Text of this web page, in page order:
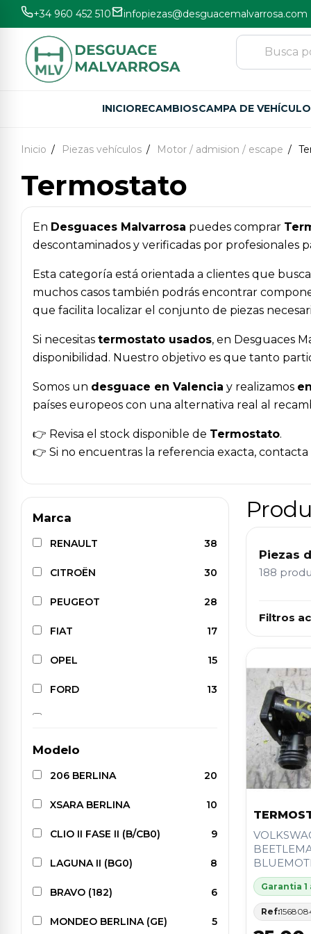
+34 960 452 510 infopiezas@desguacemalvarrosa.com
INICIORECAMBIOSCAMPA DE
Inicio Piezas vehículos Motor / admision / escape
Termostato
En Desguaces Malvarrosa puedes comprar
descontaminados y verificadas por profesionales
Esta categoría está orientada a clientes que
muchos casos también podrás encontrar
que facilita localizar el conjunto de piezas
Si necesitas termostato usados, en Desguaces
disponibilidad. Nuestro objetivo es que tanto
Somos un desguace en Valencia y realizamos
países europeos con una alternativa real al
👉 Revisa el stock disponible de Termostato.
👉 Si no encuentras la referencia exacta, contacta
Marca
RENAULT 38
CITROËN 30
PEUGEOT 28
FIAT 17
OPEL 15
FORD 13
ALFA ROMEO
NISSAN 6
VOLKSWAGEN 6
HONDA 4
MERCEDES-BENZ 4
AUDI 3
HYUNDAI 2
Modelo
206 BERLINA 20
XSARA BERLINA 10
CLIO II FASE II (B/CB0) 9
LAGUNA II (BG0) 8
BRAVO (182) 6
MONDEO BERLINA (GE) 5
Piezas
188
Filtros
Garantia 1
Ref: